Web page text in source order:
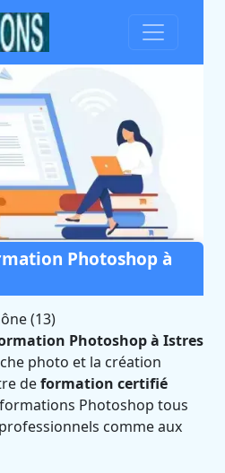
Photoshop à
du-Rhône)
et éligible CPF
Photoshop à
(13)
Photoshop à Istres
photo et la création
deformation certifié
Photoshop tous
comme aux